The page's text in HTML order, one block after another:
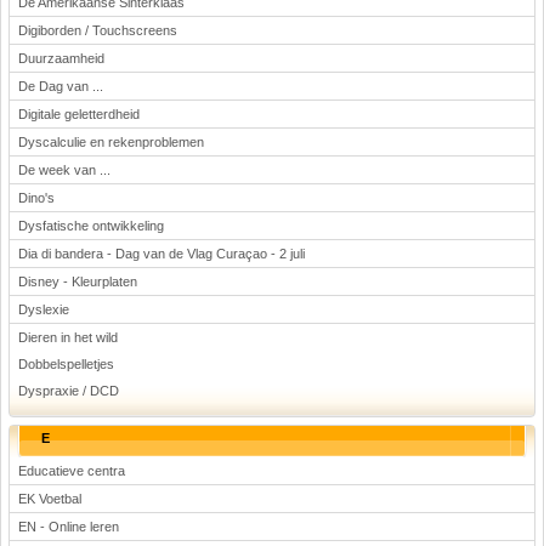
Digiborden / Touchscreens
Duurzaamheid
De Dag van ...
Digitale geletterdheid
Dyscalculie en rekenproblemen
De week van ...
Dino's
Dysfatische ontwikkeling
Dia di bandera - Dag van de Vlag Curaçao - 2 juli
Disney - Kleurplaten
Dyslexie
Dieren in het wild
Dobbelspelletjes
Dyspraxie / DCD
E
Educatieve centra
EK Voetbal
EN - Online leren